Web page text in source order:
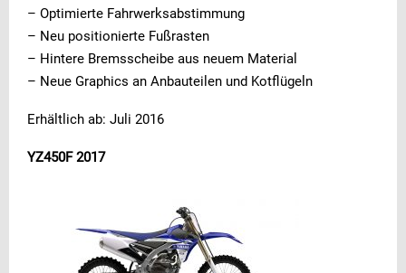
– Optimierte Fahrwerksabstimmung
– Neu positionierte Fußrasten
– Hintere Bremsscheibe aus neuem Material
– Neue Graphics an Anbauteilen und Kotflügeln
Erhältlich ab: Juli 2016
YZ450F 2017